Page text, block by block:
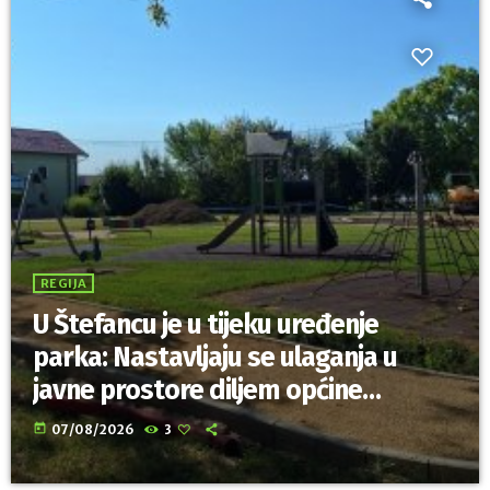
REGIJA
U Štefancu je u tijeku uređenje
parka: Nastavljaju se ulaganja u
javne prostore diljem općine
Trnovec Bartolovečki
today 07/08/2026 3